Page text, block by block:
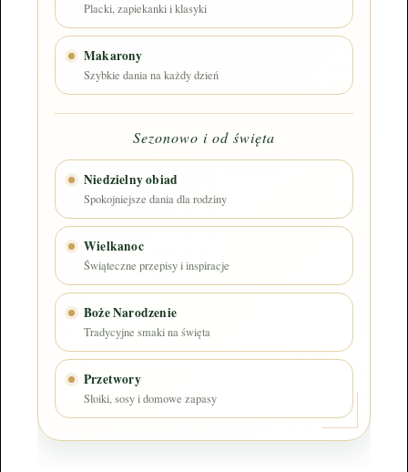
Placki, zapiekanki i klasyki
Makarony
Szybkie dania na każdy dzień
Sezonowo i od święta
Niedzielny obiad
Spokojniejsze dania dla rodziny
Wielkanoc
Świąteczne przepisy i inspiracje
Boże Narodzenie
Tradycyjne smaki na święta
Przetwory
Słoiki, sosy i domowe zapasy